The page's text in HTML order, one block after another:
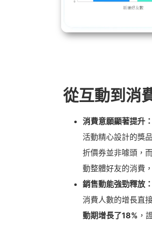
從互動到消
消費意願顯著提升：
活動精心設計的獎
折價券並非噱頭，
動整體好友的消費，
銷售動能強勁釋放：
消費人數的增長直
動期增長了18% ，